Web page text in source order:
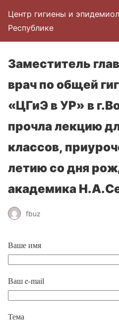
Центр гигиены и
Республике
Заместитель
врач по общей
«ЦГиЭ в УР» в
прочла лекцию
классов,
летию со дня
академика
fbuz
Ваше имя
Ваш e-mail
Тема